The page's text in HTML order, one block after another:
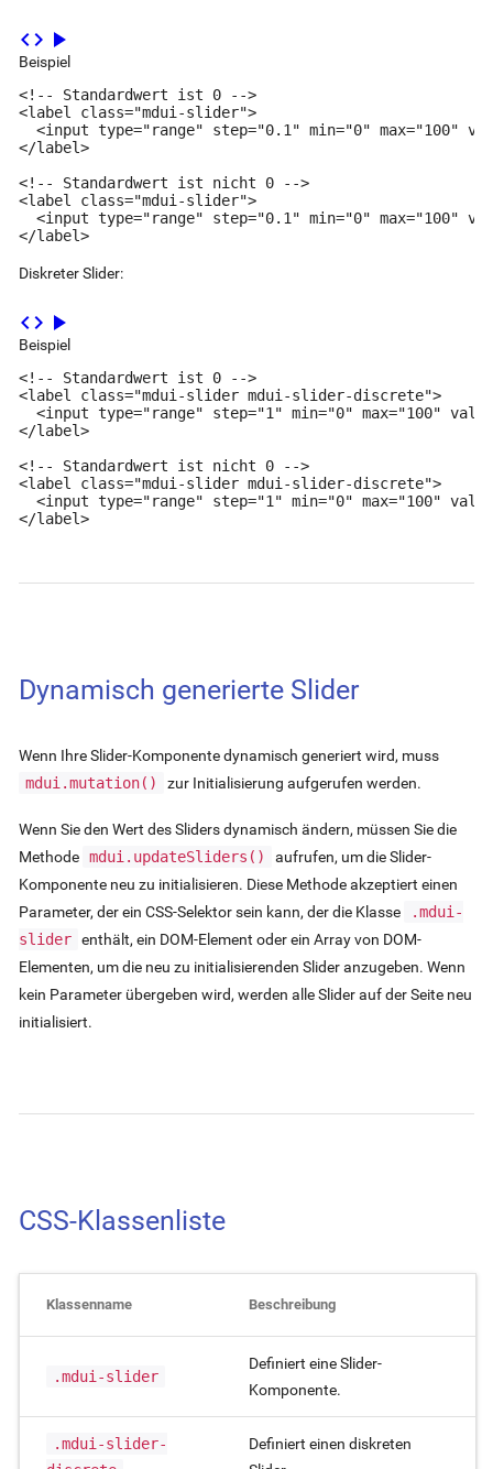
code play_arrow
Beispiel
<!-- Standardwert ist 0 -->
<label class="mdui-slider">
<input type="range" step="0.1" min="0" max="100"
</label>
<!-- Standardwert ist nicht 0 -->
<label class="mdui-slider">
<input type="range" step="0.1" min="0" max="100"
</label>
Diskreter Slider:
code play_arrow
Beispiel
<!-- Standardwert ist 0 -->
<label class="mdui-slider mdui-slider-discrete">
<input type="range" step="1" min="0" max="100"
</label>
<!-- Standardwert ist nicht 0 -->
<label class="mdui-slider mdui-slider-discrete">
<input type="range" step="1" min="0" max="100"
</label>
Dynamisch generierte Slider
Wenn Ihre Slider-Komponente dynamisch generiert wird, muss
mdui.mutation()
zur Initialisierung aufgerufen werden.
Wenn Sie den Wert des Sliders dynamisch ändern, müssen Sie die
Methode mdui.updateSliders()
aufrufen, um die Slider-
Komponente neu zu initialisieren. Diese Methode akzeptiert einen
Parameter, der ein CSS-Selektor sein kann, der die Klasse
.mdui-
slider enthält, ein DOM-Element oder ein Array von DOM-
Elementen, um die neu zu initialisierenden Slider anzugeben. Wenn
kein Parameter übergeben wird, werden alle Slider auf der Seite neu
initialisiert.
CSS-Klassenliste
Klassenname Beschreibung
.mdui-slider
Definiert eine Slider-
Komponente.
.mdui-slider-
Definiert einen diskreten